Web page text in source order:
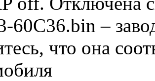
60C36.bin –
что она